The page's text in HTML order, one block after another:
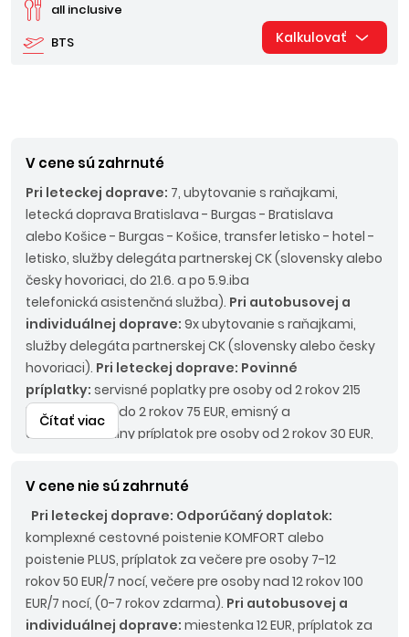
BTS
all inclusive
Kalkulovať
V cene sú zahrnuté
Pri leteckej doprave: 7, ubytovanie s raňajkami,
letecká doprava Bratislava - Burgas - Bratislava
alebo Košice - Burgas - Košice, transfer letisko - hotel -
letisko, služby delegáta partnerskej CK (slovensky alebo
česky hovoriaci, do 21.6. a po 5.9.iba
telefonická asistenčná služba). Pri autobusovej a
individuálnej doprave: 9x ubytovanie s raňajkami,
služby delegáta partnerskej CK (slovensky alebo česky
hovoriaci). Pri leteckej doprave: Povinné
príplatky: servisné poplatky pre osoby od 2 rokov 215
EUR, pre osoby do 2 rokov 75 EUR, emisný a
environmentálny príplatok pre osoby od 2 rokov 30 EUR,
osoby od 2 rokov 15 EUR/osoba/pobyt.
EUR/os.
Čítať viac
V cene nie sú zahrnuté
Pri leteckej doprave: Odporúčaný doplatok:
komplexné cestovné poistenie KOMFORT alebo
poistenie PLUS, príplatok za večere pre osoby 7-12
rokov 50 EUR/7 nocí, večere pre osoby nad 12 rokov 100
EUR/7 nocí, (0-7 rokov zdarma). Pri autobusovej a
individuálnej doprave: miestenka 12 EUR, príplatok za